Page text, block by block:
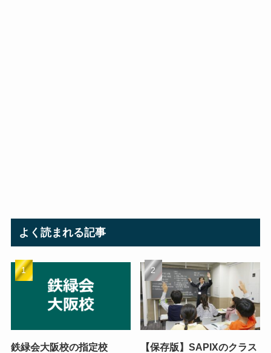
よく読まれる記事
鉄緑会大阪校の指定校
【保存版】SAPIXのクラス